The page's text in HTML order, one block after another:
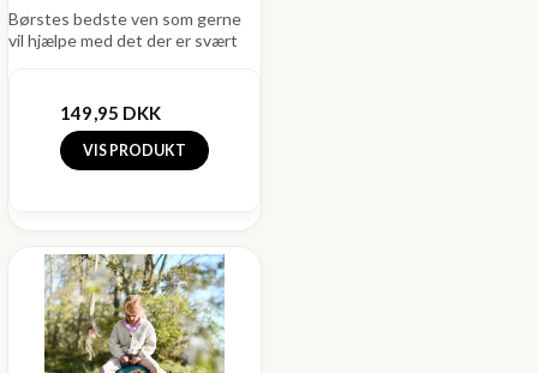
Børstes bedste ven som gerne
vil hjælpe med det der er svært
149,95 DKK
VIS PRODUKT